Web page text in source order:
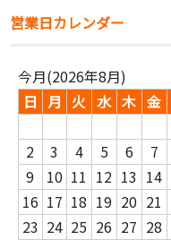
営業日カレンダー
今月(2026年8月)
日 月 火 水 木 金
2
3 4 5 6 7
9
10 11 12 13 14
16 17 18 19 20 21
23 24 25 26 27 28